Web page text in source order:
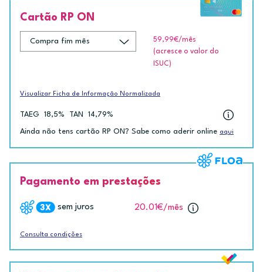
Cartão RP ON
59,99€/mês
(acresce o valor do
ISUC)
Visualizar Ficha de Informação Normalizada
TAEG 18,5% TAN 14,79%
Ainda não tens cartão RP ON? Sabe como aderir online aqui
Pagamento em prestações
sem juros 20.01€/mês
Consulta condições